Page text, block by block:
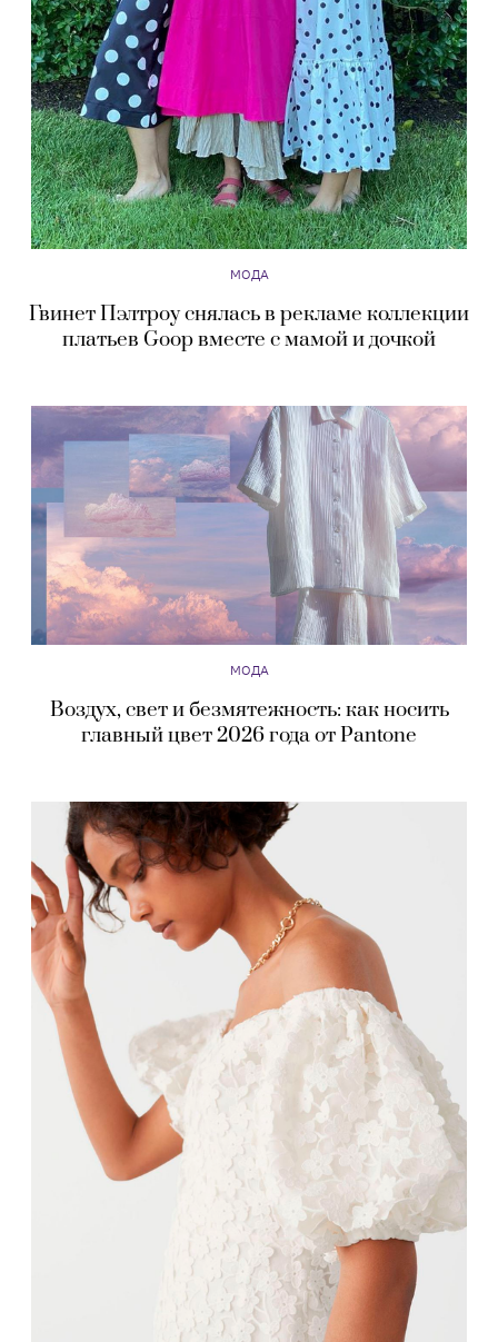
МОДА
Гвинет Пэлтроу снялась в рекламе коллекции
платьев Goop вместе с мамой и дочкой
МОДА
Воздух, свет и безмятежность: как носить
главный цвет 2026 года от Pantone